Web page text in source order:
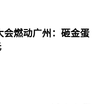
会燃动广州：砸金蛋